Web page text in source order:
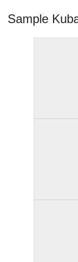
Sample